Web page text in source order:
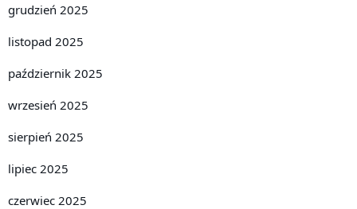
grudzień 2025
listopad 2025
październik 2025
wrzesień 2025
sierpień 2025
lipiec 2025
czerwiec 2025